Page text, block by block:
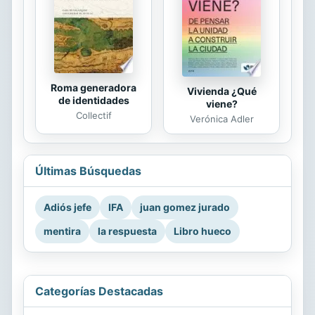
Roma generadora
de identidades
Collectif
Vivienda ¿Qué
viene?
Verónica Adler
Últimas Búsquedas
Adiós jefe IFA
juan gomez jurado
mentira
la respuesta Libro hueco
Categorías Destacadas